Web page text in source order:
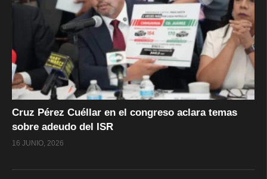
Cruz Pérez Cuéllar en el congreso aclara temas
sobre adeudo del ISR
16 JUNIO, 2026